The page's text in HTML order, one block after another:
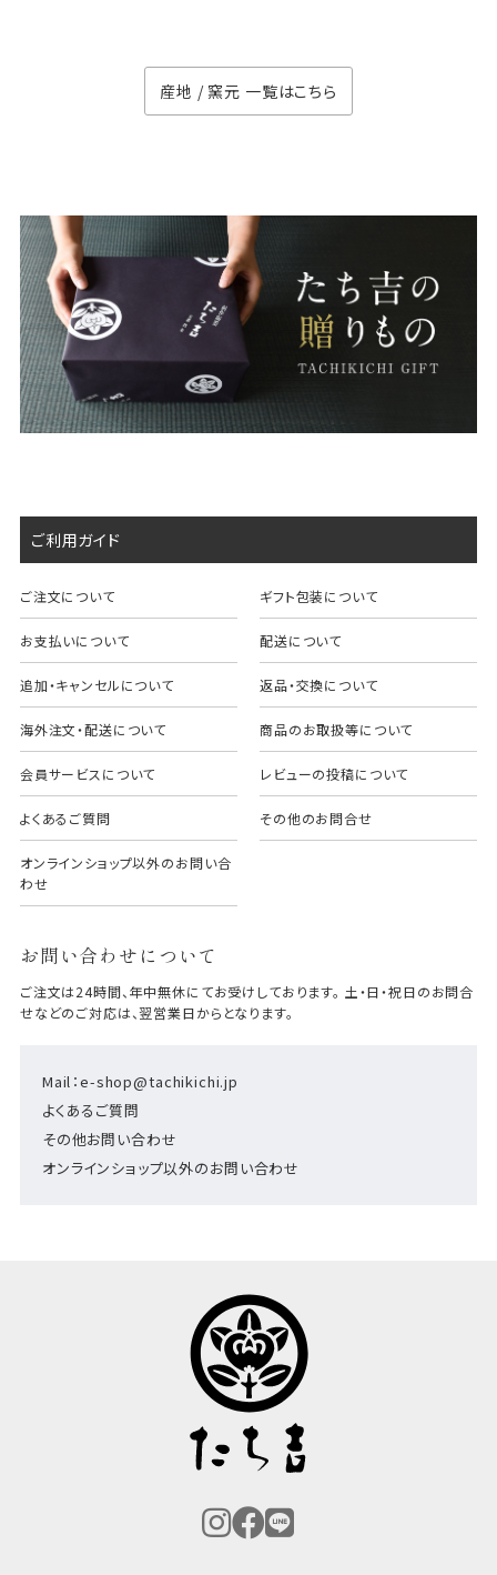
産地 / 窯元 一覧はこちら
ご利用ガイド
ご注文について ギフト包装について
お支払いについて 配送について
追加・キャンセルについて 返品・交換について
海外注文・配送について 商品のお取扱等について
会員サービスについて レビューの投稿について
よくあるご質問 その他のお問合せ
オンラインショップ以外のお問い合
わせ
お問い合わせについて
Mail：e-shop@tachikichi.jp
よくあるご質問
その他お問い合わせ
オンラインショップ以外のお問い合わせ
ご注文は24時間、年中無休にてお受けしております。 土・日・祝日のお問合
せなどのご対応は、翌営業日からとなります。